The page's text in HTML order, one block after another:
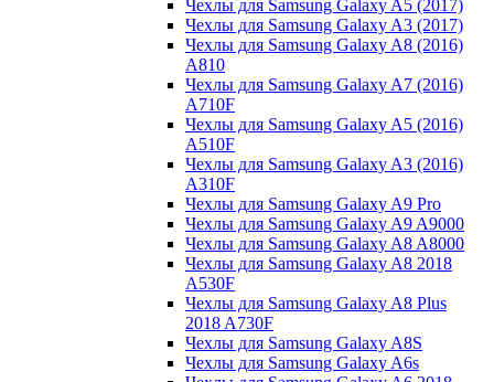
Чехлы для Samsung Galaxy A5 (2017)
Чехлы для Samsung Galaxy A3 (2017)
Чехлы для Samsung Galaxy A8 (2016)
A810
Чехлы для Samsung Galaxy A7 (2016)
A710F
Чехлы для Samsung Galaxy A5 (2016)
A510F
Чехлы для Samsung Galaxy A3 (2016)
A310F
Чехлы для Samsung Galaxy A9 Pro
Чехлы для Samsung Galaxy A9 A9000
Чехлы для Samsung Galaxy A8 A8000
Чехлы для Samsung Galaxy A8 2018
A530F
Чехлы для Samsung Galaxy A8 Plus
2018 A730F
Чехлы для Samsung Galaxy A8S
Чехлы для Samsung Galaxy A6s